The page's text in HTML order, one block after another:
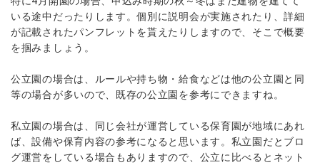
いる途中だったりします。個別に説明会が実施されたり、詳細
が記載されたパンフレットを貰えたりしますので、そこで概要
を掴みましょう。
公立園の場合は、ルールや持ち物・給食などは他の公立園と同
等の場合が多いので、既存の公立園を参考にできますね。
私立園の場合は、同じ会社が運営している保育園が地域にあれ
ば、設備や保育内容の参考になると思います。私立園だとブロ
グ運営をしている場合もありますので、公立に比べるとネット